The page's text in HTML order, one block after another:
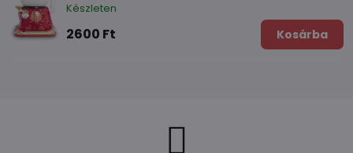
Készleten
2600 Ft Kosárba